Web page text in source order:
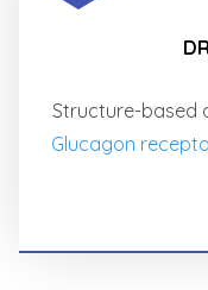
Structure-based
Glucagon